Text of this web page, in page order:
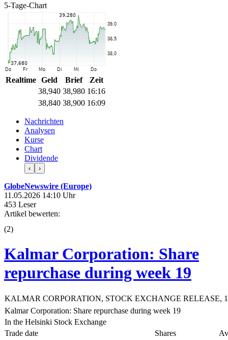
5-Tage-Chart
Realtime Geld Brief
Zeit
38,940 38,980 16:16
38,840 38,900 16:09
Nachrichten
Analysen
Kurse
Chart
Dividende
‹ ›
GlobeNewswire (Europe)
11.05.2026 14:10 Uhr
453 Leser
Artikel bewerten:
(2)
Kalmar Corporation: Share
repurchase during week 19
KALMAR CORPORATION, STOCK EXCHANGE RELEASE,
Kalmar Corporation: Share repurchase during week 19
In the Helsinki Stock Exchange
Trade date
Shares